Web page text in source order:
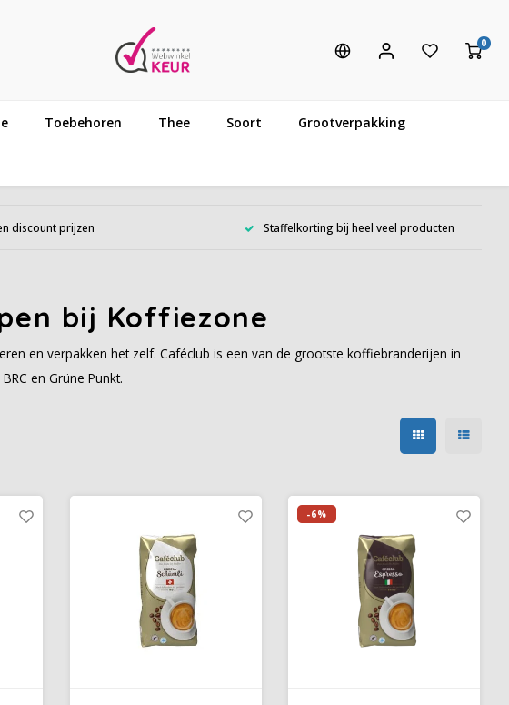
0
Toebehoren Thee Soort Grootverpakking
discount prijzen Staffelkorting bij heel veel producten
bij Koffiezone
en verpakken het zelf. Caféclub is een van de grootste koffiebranderijen in
en Grüne Punkt.
-6%